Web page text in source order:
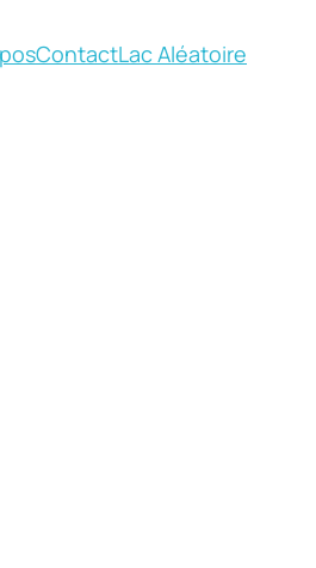
ContactLac Aléatoire